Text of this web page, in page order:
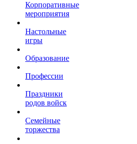
Корпоративные
мероприятия
Настольные
игры
Образование
Профессии
Праздники
родов войск
Семейные
торжества